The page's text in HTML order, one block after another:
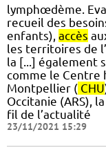
lymphœdème.
recueil des
enfants), accès
les territoires de
la [...] également
comme le Centre
Montpellier ( CHU
Occitanie (ARS),
fil de l’actualité
23/11/2021 15:29